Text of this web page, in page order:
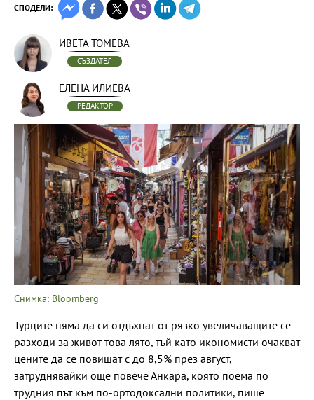
СПОДЕЛИ:
ИВЕТА ТОМЕВА
СЪЗДАТЕЛ
ЕЛЕНА ИЛИЕВА
РЕДАКТОР
Снимка: Bloomberg
Турците няма да си отдъхнат от рязко увеличаващите се
разходи за живот това лято, тъй като икономисти очакват
цените да се повишат с до 8,5% през август,
затруднявайки още повече Анкара, която поема по
трудния път към по-ортодоксални политики, пише